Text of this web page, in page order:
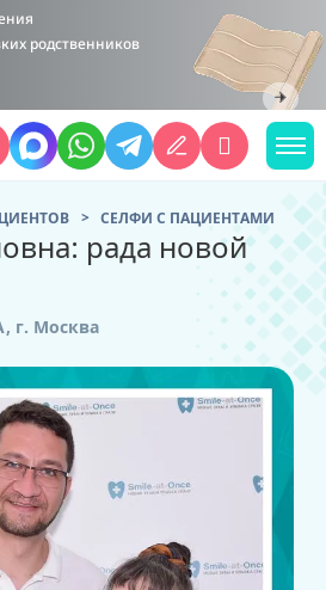
родственников
CЕЛФИ С ПАЦИЕНТАМИ
рада новой
, г. Москва